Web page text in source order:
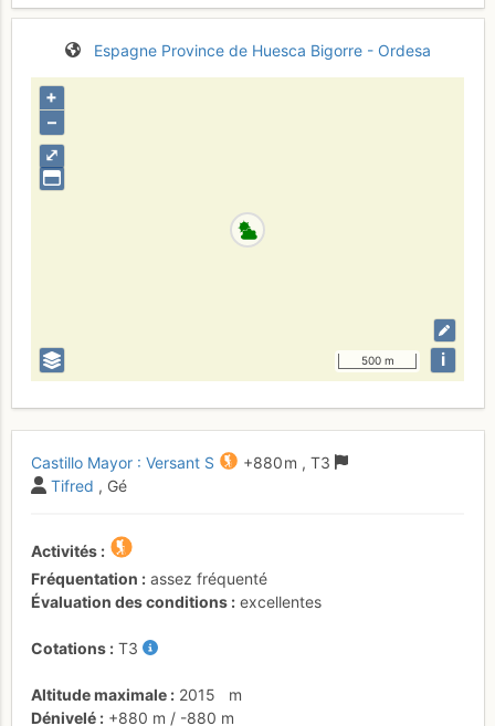
Espagne Province de Huesca Bigorre - Ordesa
⤢
+
–
500 m i
Castillo Mayor : Versant S +880 m , T3
Tifred , Gé
Activités
Fréquentation
assez fréquenté
Évaluation des conditions
excellentes
Cotations T3
Altitude maximale 2015
m
Dénivelé
+880 m / -880 m